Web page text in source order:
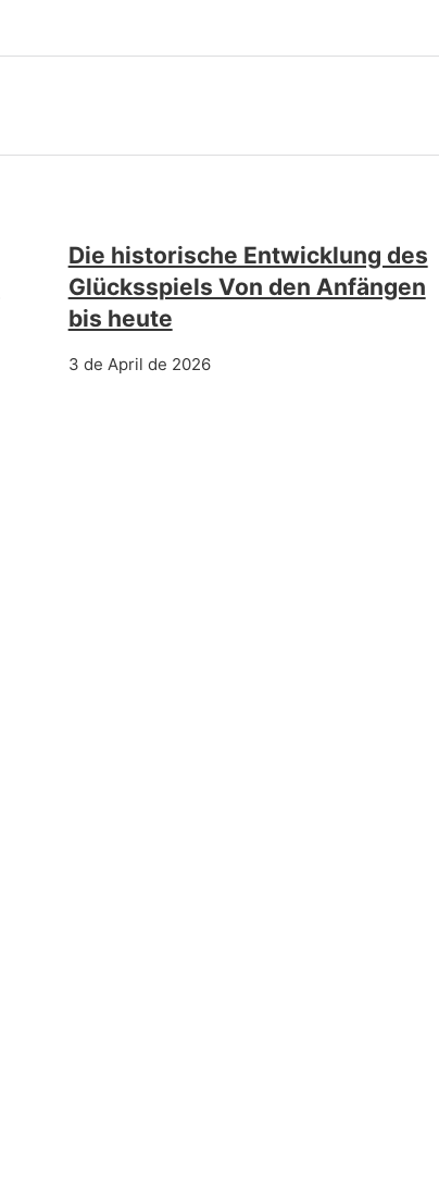
Die historische Entwicklung des
Glücksspiels Von den Anfängen
bis heute
3 de April de 2026